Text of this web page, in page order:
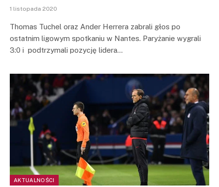
1 listopada 2020
Thomas Tuchel oraz Ander Herrera zabrali głos po
ostatnim ligowym spotkaniu w Nantes. Paryżanie wygrali
3:0 i podtrzymali pozycję lidera…
AKTUALNOŚCI